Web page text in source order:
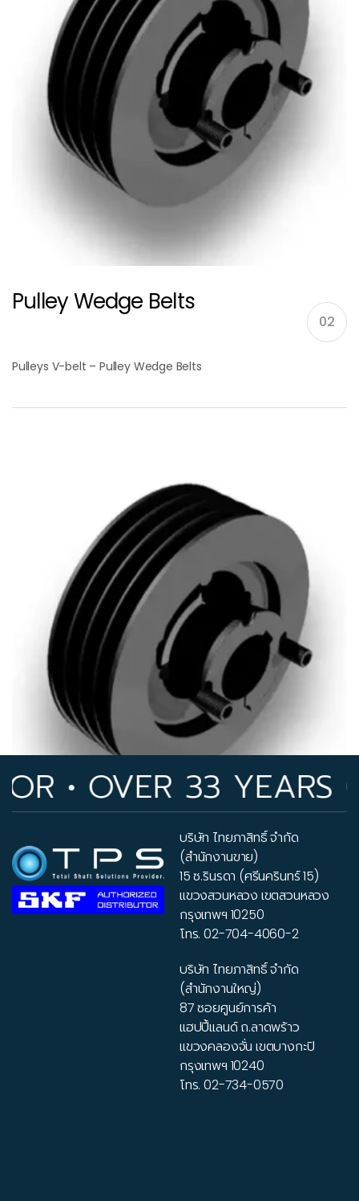
Pulley Wedge Belts
02
Pulleys V-belt – Pulley Wedge Belts
Pulley Narrow Wedge
03
Pulleys V-belt – Pulley Narrow Wedge
OVER 33 YEARS OF
บริษัท ไทยภาสิทธิ์ จำกัด
(สำนักงานขาย)
15 ซ.รินรดา (ศรีนครินทร์ 15)
แขวงสวนหลวง เขตสวนหลวง
กรุงเทพฯ 10250
โทร.02-704-4060-2
บริษัท ไทยภาสิทธิ์ จำกัด
(สำนักงานใหญ่)
87 ซอยศูนย์การค้า
แฮปปี้แลนด์ ถ.ลาดพร้าว
แขวงคลองจั่น เขตบางกะปิ
กรุงเทพฯ 10240
โทร.02-734-0570